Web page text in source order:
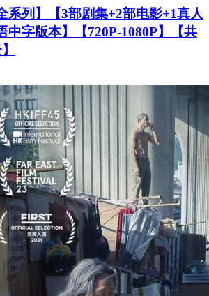
系列】【3部剧集+2部电影+1真人
中字版本】【720P-1080P】【共